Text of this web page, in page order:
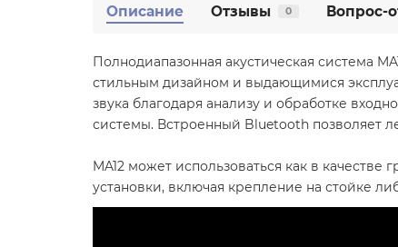
Описание Отзывы 0 Вопрос-
Полнодиапазонная акустическая система
стильным дизайном и выдающимися
звука благодаря анализу и обработке
системы. Встроенный Bluetooth позволяет
MA12 может использоваться как в
установки, включая крепление на стойке